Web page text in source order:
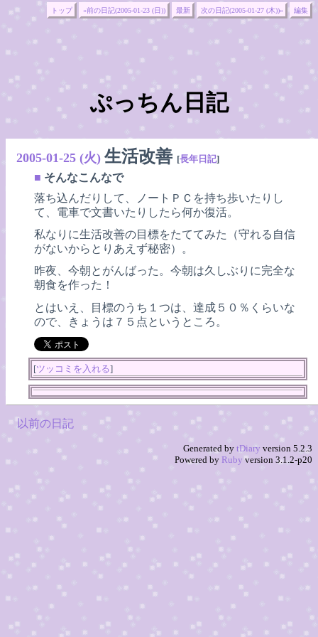
トップ «前の日記(2005-01-23 (日)) 最新 次の日記(2005-01-27 (木))» 編集
ぷっちん日記
2005-01-25 (火) 生活改善 [長年日記]
■ そんなこんなで
落ち込んだりして、ノートＰＣを持ち歩いたりし
て、電車で文書いたりしたら何か復活。
私なりに生活改善の目標をたててみた（守れる自信
がないからとりあえず秘密）。
昨夜、今朝とがんばった。今朝は久しぶりに完全な
朝食を作った！
とはいえ、目標のうち１つは、達成５０％くらいな
ので、きょうは７５点というところ。
[ツッコミを入れる]
以前の日記
Generated by tDiary version 5.2.3
Powered by Ruby version 3.1.2-p20